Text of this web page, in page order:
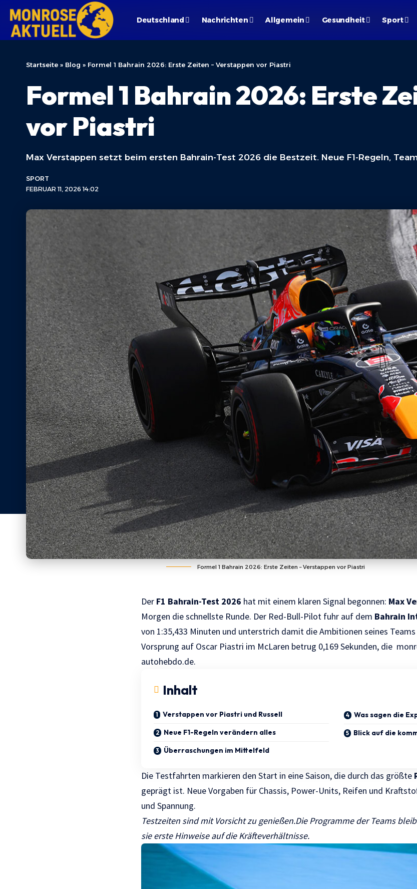
Deutschland Nachrichten Allgemein Gesundheit Sport
Startseite » Blog » Formel 1 Bahrain 2026: Erste Zeiten – Verstappen vor Piastri
Formel 1 Bahrain 2026: Erste
vor Piastri
Max Verstappen setzt beim ersten Bahrain-Test 2026 die Bestzeit. Neue F1-Regeln,
FEBRUAR 11, 2026 14:02
SPORT
Formel 1 Bahrain 2026: Erste Zeiten – Verstappen vor Piastri
Der F1 Bahrain-Test 2026 hat mit einem klaren Signal begonnen: Max
Morgen die schnellste Runde. Der Red-Bull-Pilot fuhr auf dem Bahrain
von 1:35,433 Minuten und unterstrich damit die Ambitionen seines
Vorsprung auf Oscar Piastri im McLaren betrug 0,169 Sekunden, die
autohebdo.de.
Inhalt
Verstappen vor Piastri und Russell
Neue F1-Regeln verändern alles
Überraschungen im Mittelfeld
Was sagen die
Blick auf die
Die Testfahrten markieren den Start in eine Saison, die durch das größte
geprägt ist. Neue Vorgaben für Chassis, Power-Units, Reifen und
und Spannung.
Testzeiten sind mit Vorsicht zu genießen.Die Programme der Teams
sie erste Hinweise auf die Kräfteverhältnisse.